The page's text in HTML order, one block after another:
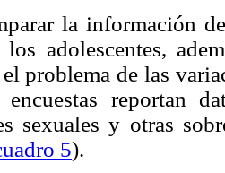
la información
los adolescentes,
el problema de las
encuestas reportan
sexuales y otras
5).